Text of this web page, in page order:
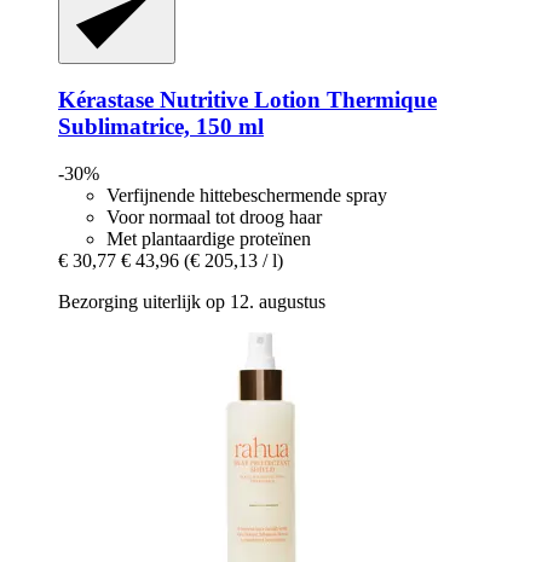
Kérastase Nutritive Lotion Thermique
Sublimatrice, 150 ml
-30%
Verfijnende hittebeschermende spray
Voor normaal tot droog haar
Met plantaardige proteïnen
€ 30,77 € 43,96 (€ 205,13 / l)
Bezorging uiterlijk op 12. augustus